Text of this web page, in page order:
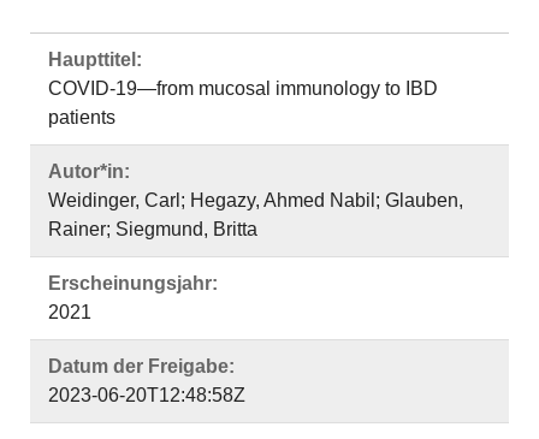
Haupttitel:
COVID-19—from mucosal immunology to IBD
patients
Autor*in:
Weidinger, Carl; Hegazy, Ahmed Nabil; Glauben,
Rainer; Siegmund, Britta
Erscheinungsjahr:
2021
Datum der Freigabe:
2023-06-20T12:48:58Z